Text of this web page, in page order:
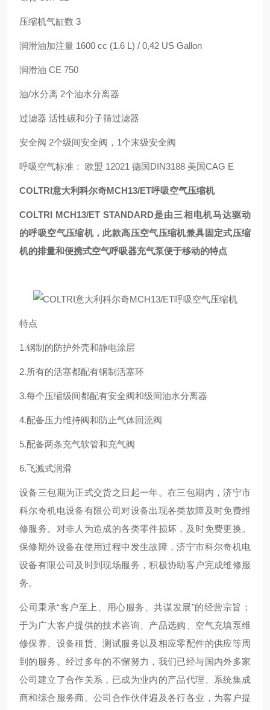
压缩机气缸数 3
润滑油加注量 1600 cc (1.6 L) / 0,42 US Gallon
润滑油 CE 750
油/水分离 2个油水分离器
过滤器 活性碳和分子筛过滤器
安全阀 2个级间安全阀，1个末级安全阀
呼吸空气标准： 欧盟 12021 德国DIN3188 美国CAG E
COLTRI意大利科尔奇MCH13/ET呼吸空气压缩机
COLTRI MCH13/ET STANDARD是由三相电机马达驱动
的呼吸空气压缩机，此款高压空气压缩机兼具固定式压缩
机的排量和便携式空气呼吸器充气泵便于移动的特点
特点
1.钢制的防护外壳和静电涂层
2.所有的活塞都配有钢制活塞环
3.每个压缩级间都配有安全阀和级间油水分离器
4.配备压力维持阀和防止气体回流阀
5.配备两条充气软管和充气阀
6.飞溅式润滑
设备三包期为正式交货之日起一年。在三包期内，济宁市
科尔奇机电设备有限公司对设备出现各类故障及时免费维
修服务。对非人为造成的各类零件损坏，及时免费更换。
保修期外设备在使用过程中发生故障，济宁市科尔奇机电
设备有限公司及时到现场服务，积极协助客户完成维修服
务。
公司秉承“客户至上、用心服务、共谋发展"的经营宗旨；
于为广大客户提供的技术咨询、产品选购、空气充填泵维
修保养、设备租赁、测试服务以及相应零配件的供应等周
到的服务。经过多年的不懈努力，我们已经与国内外多家
公司建立了合作关系，已成为业内的产品代理、系统集成
商和综合服务商。公司合作伙伴遍及各行各业，为客户提